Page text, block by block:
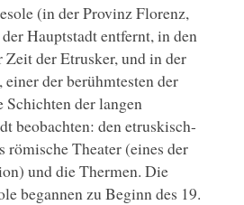
(in der Provinz Florenz,
Hauptstadt entfernt, in den
der Etrusker, und in der
der berühmtesten der
Schichten der langen
beobachten: den etruskisch-
römische Theater (eines der
und die Thermen. Die
begannen zu Beginn des 19.